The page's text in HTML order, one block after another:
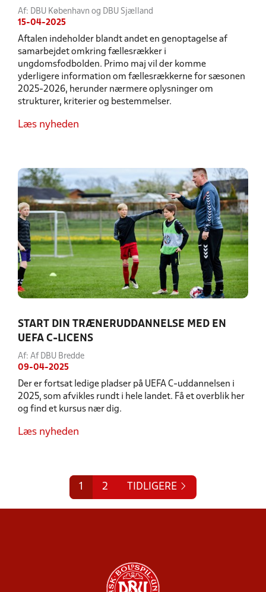
Af: DBU København og DBU Sjælland
15-04-2025
Aftalen indeholder blandt andet en genoptagelse af
samarbejdet omkring fællesrækker i
ungdomsfodbolden. Primo maj vil der komme
yderligere information om fællesrækkerne for sæsonen
2025-2026, herunder nærmere oplysninger om
strukturer, kriterier og bestemmelser.
Læs nyheden
START DIN TRÆNERUDDANNELSE MED EN
UEFA C-LICENS
Af: Af DBU Bredde
09-04-2025
Der er fortsat ledige pladser på UEFA C-uddannelsen i
2025, som afvikles rundt i hele landet. Få et overblik her
og find et kursus nær dig.
Læs nyheden
1 2 TIDLIGERE